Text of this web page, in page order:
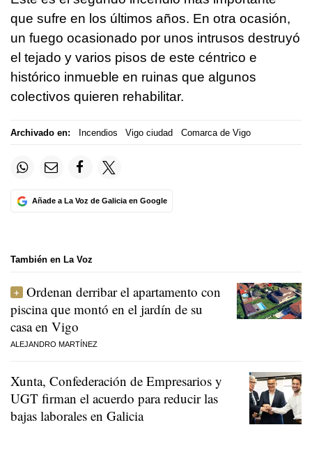
que sufre en los últimos años. En otra ocasión,
un fuego ocasionado por unos intrusos destruyó
el tejado y varios pisos de este céntrico e
histórico inmueble en ruinas que algunos
colectivos quieren rehabilitar.
Archivado en: Incendios Vigo ciudad Comarca de Vigo
Añade a La Voz de Galicia en Google
También en La Voz
Ordenan derribar el apartamento con
piscina que montó en el jardín de su
casa en Vigo
ALEJANDRO MARTÍNEZ
Xunta, Confederación de Empresarios y
UGT firman el acuerdo para reducir las
bajas laborales en Galicia